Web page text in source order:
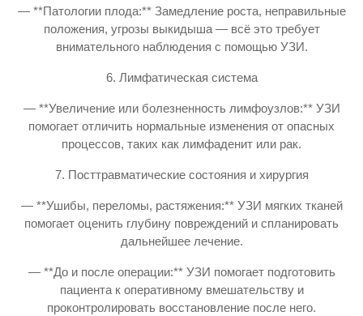
— **Патологии плода:** Замедление роста, неправильные
положения, угрозы выкидыша — всё это требует
внимательного наблюдения с помощью УЗИ.
6. Лимфатическая система
— **Увеличение или болезненность лимфоузлов:** УЗИ
помогает отличить нормальные изменения от опасных
процессов, таких как лимфаденит или рак.
7. Посттравматические состояния и хирургия
— **Ушибы, переломы, растяжения:** УЗИ мягких тканей
помогает оценить глубину повреждений и спланировать
дальнейшее лечение.
— **До и после операции:** УЗИ помогает подготовить
пациента к оперативному вмешательству и
проконтролировать восстановление после него.